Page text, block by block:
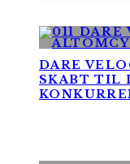
DARE
SKABT TIL